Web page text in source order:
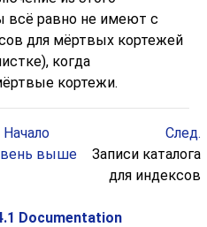
всё равно не имеют с
для мёртвых кортежей
когда
кортежи.
Начало
След.
выше
Записи каталога
для индексов
Documentation